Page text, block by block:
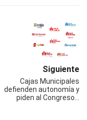
Siguiente
Cajas Municipales
defienden autonomía y
piden al Congreso…